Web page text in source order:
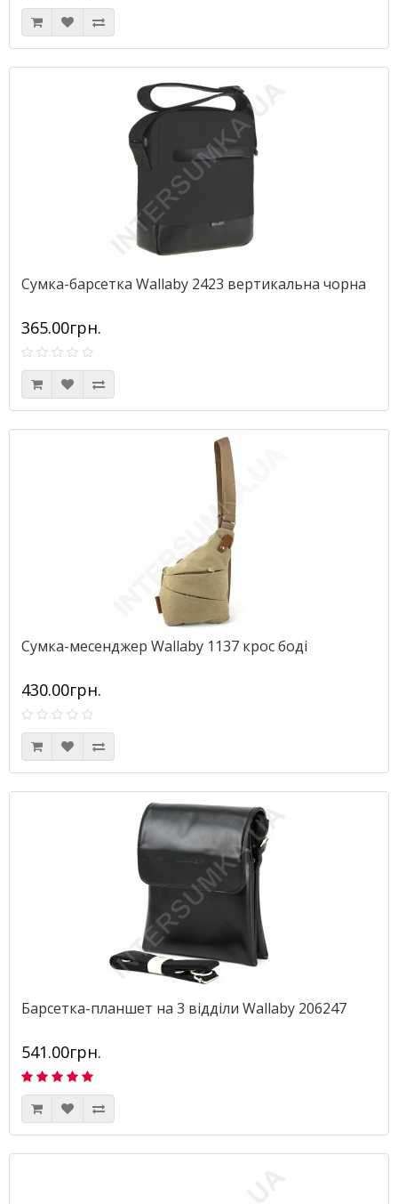
Сумка-барсетка Wallaby 2423 вертикальна чорна
365.00грн.
Сумка-месенджер Wallaby 1137 крос боді
430.00грн.
Барсетка-планшет на 3 відділи Wallaby 206247
541.00грн.